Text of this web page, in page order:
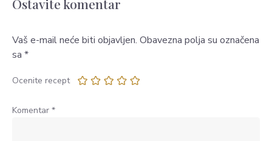
Ostavite komentar
Vaš e-mail neće biti objavljen. Obavezna polja su označena
sa *
Ocenite recept
Komentar *